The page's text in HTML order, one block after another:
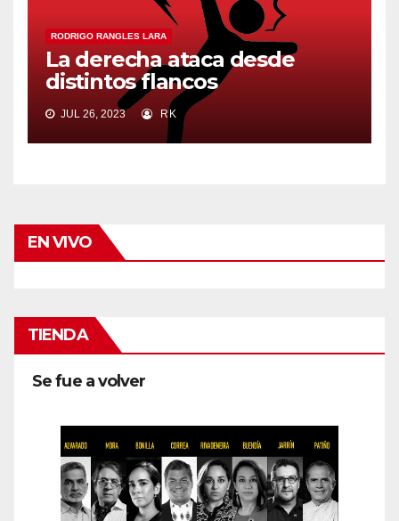
RODRIGO RANGLES LARA
La derecha ataca desde
distintos flancos
JUL 26, 2023 RK
EN VIVO
TIENDA
Se fue a volver